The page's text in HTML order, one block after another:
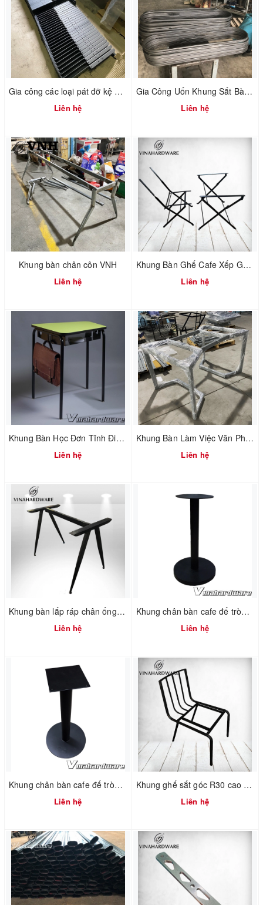
Gia công các loại pát đỡ kệ gấp xếp
Liên hệ
Gia Công Uốn Khung Sắt Bàn Ghế / Iron Furniture Processing
Liên hệ
Khung bàn chân côn VNH
Liên hệ
Khung Bàn Ghế Cafe Xếp Gọn | Folding Table & Chair For Coffee Shops
Liên hệ
Khung Bàn Học Đơn Tĩnh Điện / School Table Frame SP286091 (không gồm ván)
Liên hệ
Khung Bàn Làm Việc Văn Phòng Tháo Ráp Nhanh
Liên hệ
Khung bàn lắp ráp chân ống côn văn phòng
Liên hệ
Khung chân bàn cafe đế tròn dày / Coffee table frame SP286093
Liên hệ
Khung chân bàn cafe đế tròn mỏng / Coffee table frame SP286094 (Cái)
Liên hệ
Khung ghế sắt góc R30 cao 450mm VNH760460
Liên hệ